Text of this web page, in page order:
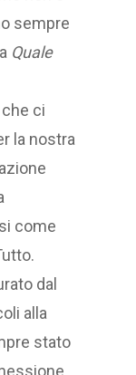
sempre
Quale
ci
la nostra
come
dal
alla
stato